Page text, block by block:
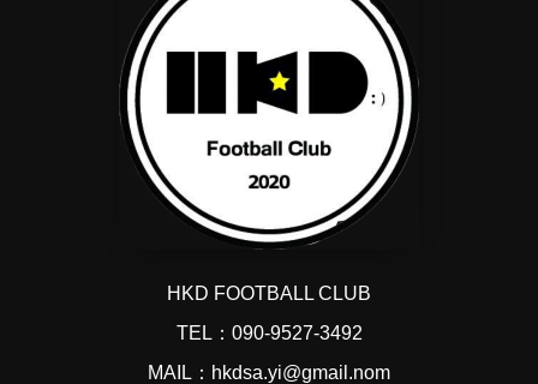
HKD FOOTBALL CLUB
TEL：090-9527-3492
MAIL：hkdsa.yi@gmail.nom